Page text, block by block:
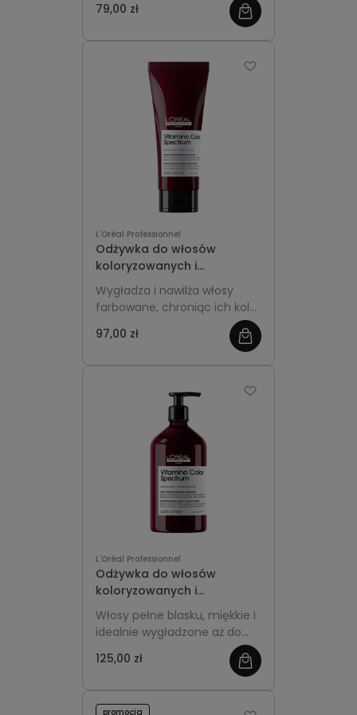
koloru. Ułatwia
miękkie oraz elastyczne.
79,00 zł
L'Oréal Professionnel
Odżywka do włosów
koloryzowanych i
rozjaśnianych 200ml -
L'Oréal Professionnel
Vitamino Color Spectrum
Wygładza i nawilża włosy
farbowane, chroniąc ich kolor
miękkość oraz blask.
97,00 zł
L'Oréal Professionnel
Odżywka do włosów
koloryzowanych i
rozjaśnianych 750ml z
pompką - L'Oréal
Professionnel Vitamino
Color Spectrum
Włosy pełne blasku, miękkie i
idealnie wygładzone aż do
regularnego stosowania
125,00 zł
promocja